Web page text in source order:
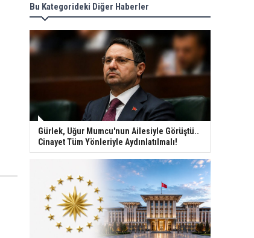
Bu Kategorideki Diğer Haberler
Gürlek, Uğur Mumcu'nun Ailesiyle Görüştü..
Cinayet Tüm Yönleriyle Aydınlatılmalı!